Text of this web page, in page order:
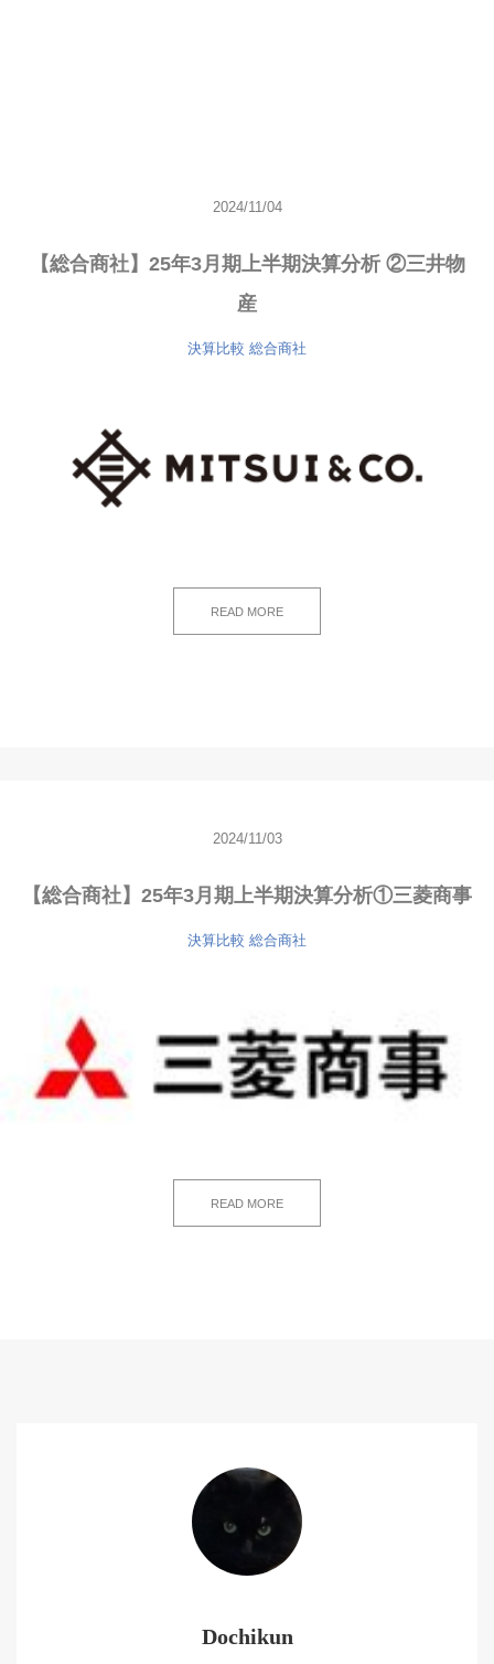
2024/11/04
【総合商社】25年3月期上半期決算分析 ②三井物
産
決算比較 総合商社
READ MORE
2024/11/03
【総合商社】25年3月期上半期決算分析①三菱商事
決算比較 総合商社
READ MORE
Dochikun